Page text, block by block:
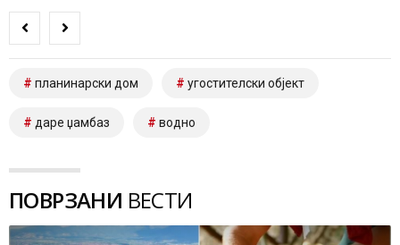
планинарски дом угостителски објект
даре џамбаз водно
ПОВРЗАНИ ВЕСТИ